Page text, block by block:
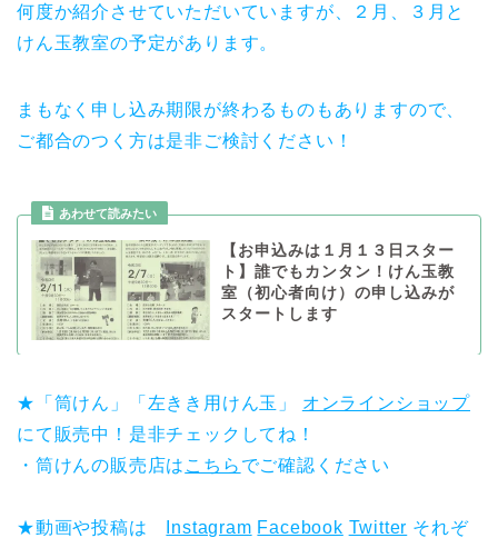
何度か紹介させていただいていますが、２月、３月と
けん玉教室の予定があります。
まもなく申し込み期限が終わるものもありますので、
ご都合のつく方は是非ご検討ください！
あわせて読みたい
【お申込みは１月１３日スター
ト】誰でもカンタン！けん玉教
室（初心者向け）の申し込みが
スタートします
★「筒けん」「左きき用けん玉」 オンラインショップ
にて販売中！是非チェックしてね！
・筒けんの販売店は こちら でご確認ください
★動画や投稿は Instagram Facebook Twitter それぞ